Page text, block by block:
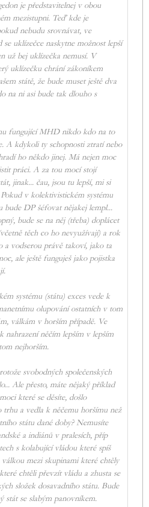
je představitelnej v obou
mezistupni. Teď kde je
nebudu srovnávat, ve
uklízečce naskytne možnost lepší
už bej uklízečka nemusí. V
uklízečku chrání zákoníkem
státě, že bude muset ještě dva
na ni asi bude tak dlouho s
fungující MHD nikdo kdo na to
A kdykoli ty schopnosti ztratí nebo
ho někdo jinej. Má nejen moc
práci. A za tou mocí stojí
jinak... čau, jsou tu lepší, mi si
v kolektivistickém systému
DP šéfovat nějakej lempl...
bude se na něj (třeba) doplácet
těch co ho nevyužívají) a rok
a vodserou právě takoví, jako ta
ale ještě funguješ jako pojistka
systému (státu) exces vede k
olupování ostatních v tom
válkám v horším případě. Ve
nahrazení něčím lepším v lepším
nejhorším.
svobodných společenských
Ale přesto, máte nějaký příklad
které se děsíte, došlo
a vedla k něčemu horšímu než
státu dané doby? Nemusíte
a indiánů v pralesích, příp
s kolabující vládou které spíš
mezi skupinami které chtěly
chtěli převzít vládu a zhusta se
složek dosavadního státu. Bude
stát se slabým panovníkem.